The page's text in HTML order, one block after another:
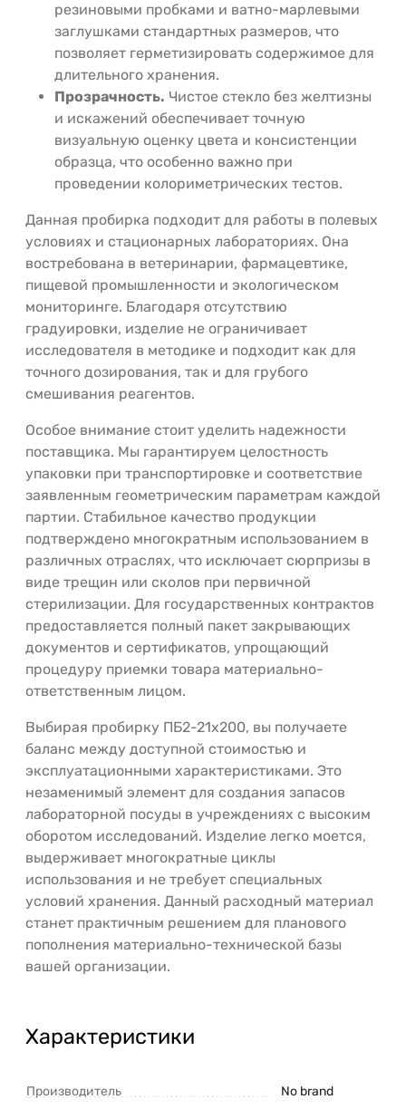
резиновыми пробками и ватно-марлевыми
заглушками стандартных размеров, что
позволяет герметизировать содержимое для
длительного хранения.
Прозрачность. Чистое стекло без желтизны
и искажений обеспечивает точную
визуальную оценку цвета и консистенции
образца, что особенно важно при
проведении колориметрических тестов.
Данная пробирка подходит для работы в полевых
условиях и стационарных лабораториях. Она
востребована в ветеринарии, фармацевтике,
пищевой промышленности и экологическом
мониторинге. Благодаря отсутствию
градуировки, изделие не ограничивает
исследователя в методике и подходит как для
точного дозирования, так и для грубого
смешивания реагентов.
Особое внимание стоит уделить надежности
поставщика. Мы гарантируем целостность
упаковки при транспортировке и соответствие
заявленным геометрическим параметрам каждой
партии. Стабильное качество продукции
подтверждено многократным использованием в
различных отраслях, что исключает сюрпризы в
виде трещин или сколов при первичной
стерилизации. Для государственных контрактов
предоставляется полный пакет закрывающих
документов и сертификатов, упрощающий
процедуру приемки товара материально-
ответственным лицом.
Выбирая пробирку ПБ2-21х200, вы получаете
баланс между доступной стоимостью и
эксплуатационными характеристиками. Это
незаменимый элемент для создания запасов
лабораторной посуды в учреждениях с высоким
оборотом исследований. Изделие легко моется,
выдерживает многократные циклы
использования и не требует специальных
условий хранения. Данный расходный материал
станет практичным решением для планового
пополнения материально-технической базы
вашей организации.
Характеристики
Производитель No brand